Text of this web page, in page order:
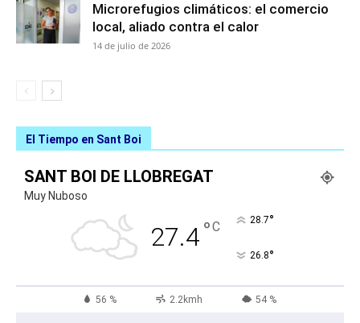
Microrefugios climáticos: el comercio
local, aliado contra el calor
14 de julio de 2026
El Tiempo en Sant Boi
SANT BOI DE LLOBREGAT
Muy Nuboso
27.4°C 28.7°
26.8°
56 % 2.2kmh 54 %